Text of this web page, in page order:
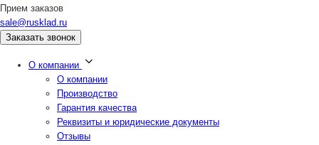
Прием заказов
sale@rusklad.ru
Заказать звонок
О компании
О компании
Производство
Гарантия качества
Реквизиты и юридические документы
Отзывы